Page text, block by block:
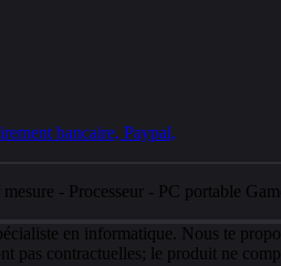
- Processeur - PC portable
en informatique. Nous te
pas contractuelles; le produit ne